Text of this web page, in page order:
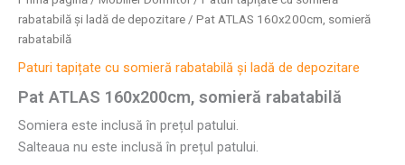
rabatabilă și ladă de depozitare / Pat ATLAS 160x200cm, somieră
rabatabilă
Paturi tapițate cu somieră rabatabilă și ladă de depozitare
Pat ATLAS 160x200cm, somieră rabatabilă
Somiera este inclusă în prețul patului.
Salteaua nu este inclusă în prețul patului.